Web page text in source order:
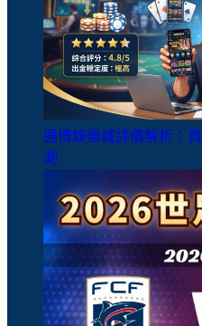
通博娛樂城評價解析：
測